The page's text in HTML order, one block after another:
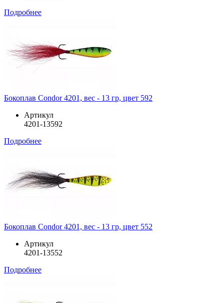
Подробнее
Бокоплав Condor 4201, вес - 13 гр, цвет 592
Артикул
4201-13592
Подробнее
Бокоплав Condor 4201, вес - 13 гр, цвет 552
Артикул
4201-13552
Подробнее